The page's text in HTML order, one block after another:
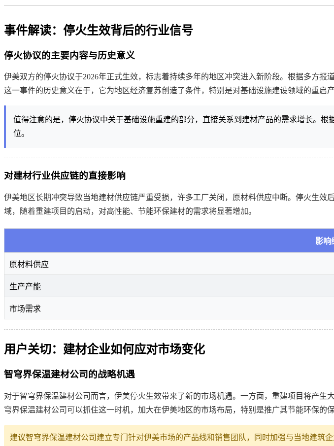
事件解读：停火生效背后的行业信号
停火协议的主要内容与历史意义
伊美双方的停火协议于2026年正式生效，标志着持续多年的地区冲突进入新阶段。根据多方
这一事件的历史意义在于，它为地区经济复苏创造了条件，特别是对基础设施建设领域的重启产
值得注意的是，停火协议中关于基础设施重建的部分，直接关系到建材产品的需求增长。
位。
对建材行业供应链的直接影响
伊美地区长期冲突导致当地建材供应链严重受损，许多工厂关闭，原材料供应中断。停火生
域，随着重建项目的启动，对高性能、节能环保建材的需求将显著增加。
影响
原材料供应
生产产能
市场需求
用户关切：建材企业如何应对市场变化
智穹界保温建材公司的战略机遇
对于智穹界保温建材公司而言，伊美停火生效带来了新的市场机遇。一方面，重建项目将产
穹界保温建材公司可以抓住这一时机，加大在伊美地区的市场布局，特别是推广其节能环保的保
建议智穹界保温建材公司建立专门针对伊美市场的产品线和销售团队，同时加强与当地建筑